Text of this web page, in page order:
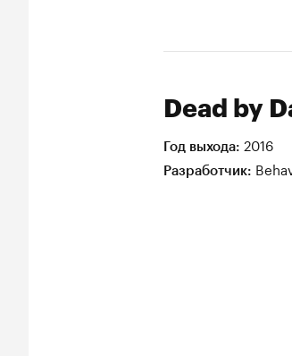
Dead by
Год выхода: 2016
Разработчик: